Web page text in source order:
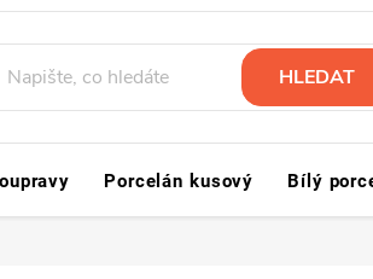
HLEDAT
Porcelán kusový Bílý